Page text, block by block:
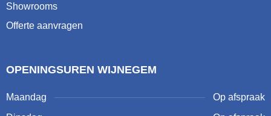
Showrooms
Offerte aanvragen
OPENINGSUREN WIJNEGEM
Maandag
Op afspraak